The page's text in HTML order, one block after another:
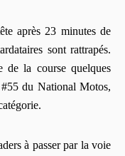
après 23 minutes de
sont rattrapés.
de la course quelques
du National Motos,
à passer par la voie